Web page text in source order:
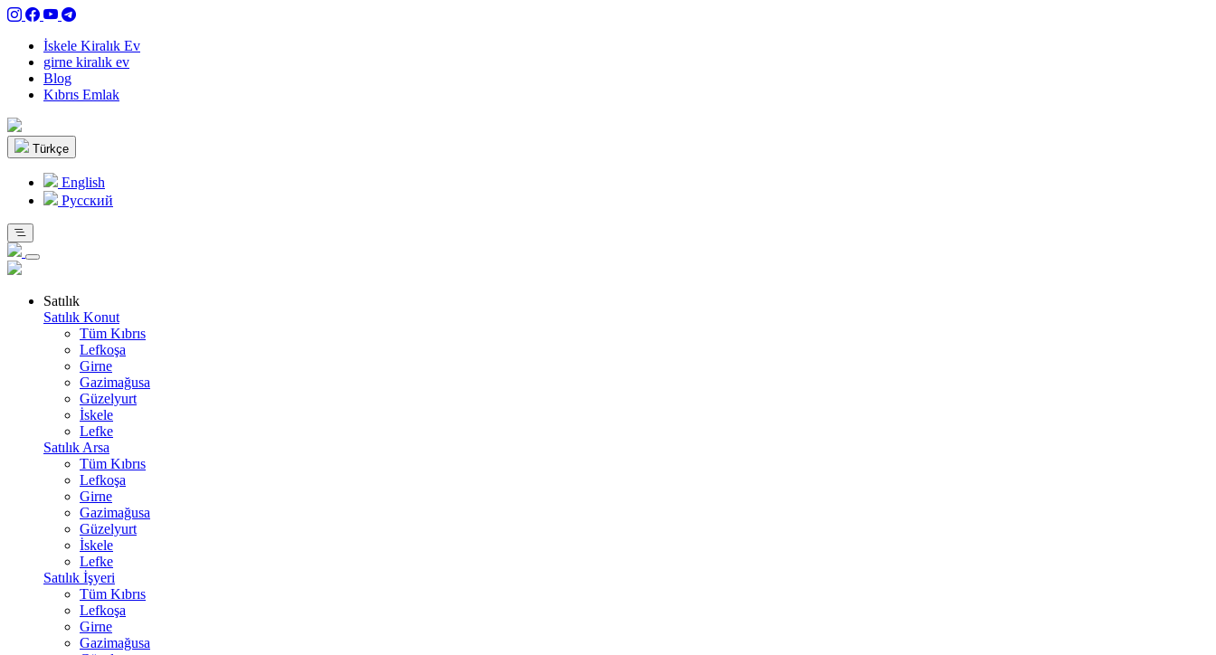
İskele Kiralık Ev
girne kiralık ev
Blog
Kıbrıs Emlak
Türkçe
English
Pусский
Satılık
Satılık Konut
Tüm Kıbrıs
Lefkoşa
Girne
Gazimağusa
Güzelyurt
İskele
Lefke
Satılık Arsa
Tüm Kıbrıs
Lefkoşa
Girne
Gazimağusa
Güzelyurt
İskele
Lefke
Satılık İşyeri
Tüm Kıbrıs
Lefkoşa
Girne
Gazimağusa